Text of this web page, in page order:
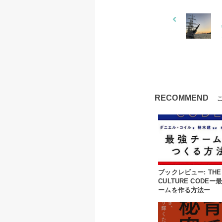
RECOMMEND
ブックレビュー: THE
CULTURE CODEー
ームを作る方法ー